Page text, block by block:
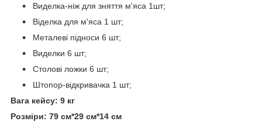
Виделка-ніж для зняття м'яса 1шт;
Віделка для м'яса 1 шт;
Металеві підноси 6 шт;
Виделки 6 шт;
Столові ложки 6 шт;
Штопор-відкривачка 1 шт;
Вага кейсу: 9 кг
Розміри: 79 см*29 см*14 см